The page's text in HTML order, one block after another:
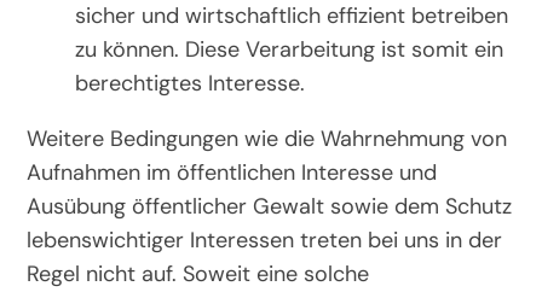
sicher und wirtschaftlich effizient betreiben
zu können. Diese Verarbeitung ist somit ein
berechtigtes Interesse.
Weitere Bedingungen wie die Wahrnehmung von
Aufnahmen im öffentlichen Interesse und
Ausübung öffentlicher Gewalt sowie dem Schutz
lebenswichtiger Interessen treten bei uns in der
Regel nicht auf. Soweit eine solche